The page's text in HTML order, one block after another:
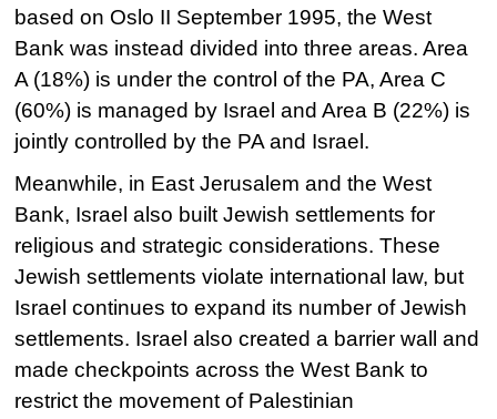
based on Oslo II September 1995, the West
Bank was instead divided into three areas. Area
A (18%) is under the control of the PA, Area C
(60%) is managed by Israel and Area B (22%) is
jointly controlled by the PA and Israel.
Meanwhile, in East Jerusalem and the West
Bank, Israel also built Jewish settlements for
religious and strategic considerations. These
Jewish settlements violate international law, but
Israel continues to expand its number of Jewish
settlements. Israel also created a barrier wall and
made checkpoints across the West Bank to
restrict the movement of Palestinian